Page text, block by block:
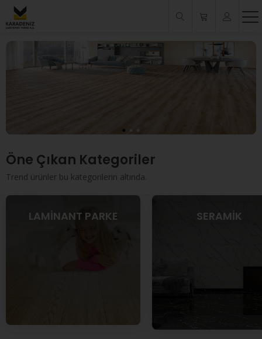
Öne Çıkan Kategoriler
Trend ürünler bu kategorilerin altında.
LAMİNANT PARKE SERAMİK